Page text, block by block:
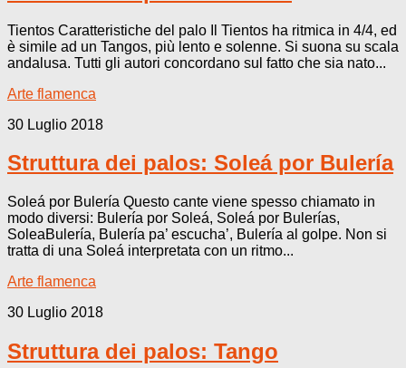
Tientos Caratteristiche del palo Il Tientos ha ritmica in 4/4, ed
è simile ad un Tangos, più lento e solenne. Si suona su scala
andalusa. Tutti gli autori concordano sul fatto che sia nato...
Arte flamenca
30 Luglio 2018
Struttura dei palos: Soleá por Bulería
Soleá por Bulería Questo cante viene spesso chiamato in
modo diversi: Bulería por Soleá, Soleá por Bulerías,
SoleaBulería, Bulería pa’ escucha’, Bulería al golpe. Non si
tratta di una Soleá interpretata con un ritmo...
Arte flamenca
30 Luglio 2018
Struttura dei palos: Tango